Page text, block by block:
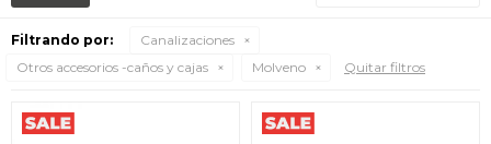
Filtrando por:
Canalizaciones
Otros accesorios -caños y cajas
Molveno Quitar filtros